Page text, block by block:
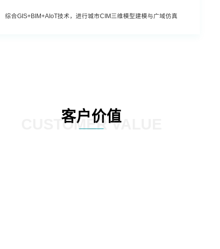
综合GIS+BIM+AIoT技术，进行城市CIM三维模型建模与广域仿真
客户价值
CUSTOMER VALUE